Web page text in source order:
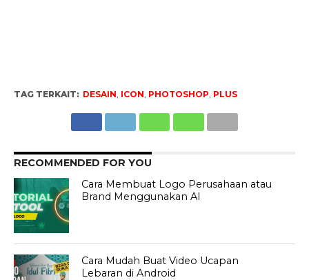
TAG TERKAIT: DESAIN ICON PHOTOSHOP PLUS
RECOMMENDED FOR YOU
Cara Membuat Logo Perusahaan atau
Brand Menggunakan AI
Cara Mudah Buat Video Ucapan
Lebaran di Android